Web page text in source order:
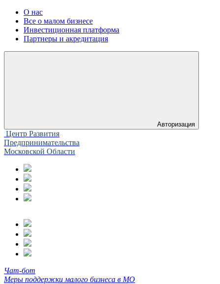
О нас
Все о малом бизнесе
Инвестиционная платформа
Партнеры и акредитация
Авторизация
Центр Развития
Предпринимательства
Московской Области
Чат-бот
Меры поддержки малого бизнеса в МО